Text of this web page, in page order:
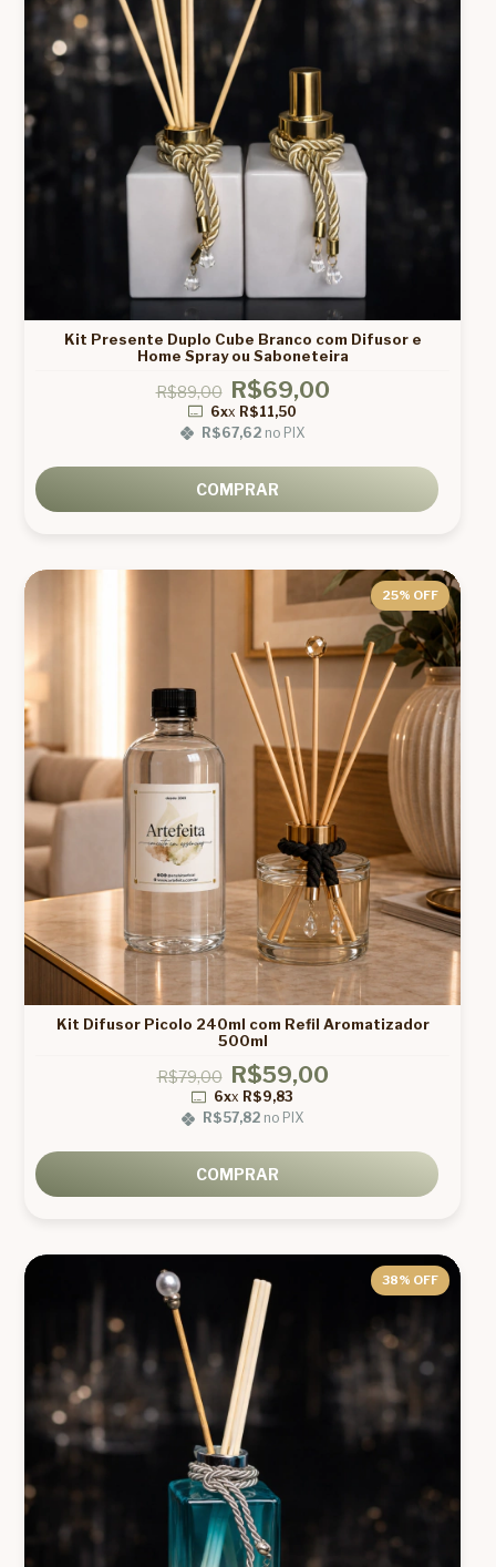
Kit Presente Duplo Cube Branco com Difusor e
Home Spray ou Saboneteira
R$89,00 R$69,00
6xx R$11,50
R$67,62 no PIX
COMPRAR
25% OFF
Kit Difusor Picolo 240ml com Refil Aromatizador
500ml
R$79,00 R$59,00
6xx R$9,83
R$57,82 no PIX
COMPRAR
38% OFF